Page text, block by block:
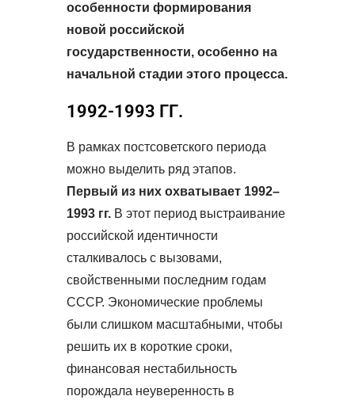
особенности формирования
новой российской
государственности, особенно на
начальной стадии этого процесса.
1992-1993 ГГ.
В рамках постсоветского периода
можно выделить ряд этапов.
Первый из них охватывает 1992–
1993 гг. В этот период выстраивание
российской идентичности
сталкивалось с вызовами,
свойственными последним годам
СССР. Экономические проблемы
были слишком масштабными, чтобы
решить их в короткие сроки,
финансовая нестабильность
порождала неуверенность в